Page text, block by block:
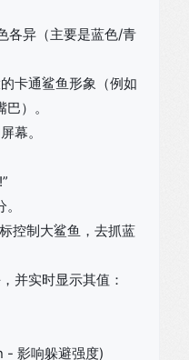
各异（主要是蓝色/青
卡通鲨鱼形象（例如
）。
幕。
控制大鲨鱼，去抓蓝
并实时显示其值：
- 影响躲避强度)